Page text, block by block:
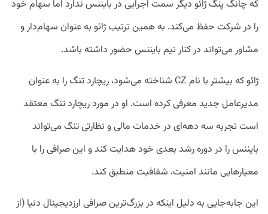
که چانگ پنگ ژائو دیگر سمت اجرایی در بایننس ندارد اما سهام خود
را در شرکت حفظ می‌کند. به همین ترتیب ژائو به عنوان سهام‌دار و
مشاور می‌تواند در کنار تیم بایننس حضور داشته باشد.
ژائو که بیشتر با نام CZ شناخته می‌شود، ریچارد تنگ را به عنوان
مدیرعامل جدید معرفی کرده است. او در مورد ریچارد تنگ معتقد
است تجربه سه دهه‌ای در خدمات مالی و نظارتی تنگ می‌تواند
بایننس را در دوره رشد بعدی خود هدایت کند و این صرافی را با
معیارهایی مانند امنیت، شفافیت منطبق کند.
این جابه‌جایی به دلیل اینکه در بزرگ‌ترین صرافی ارزدیجیتال دنیا (از